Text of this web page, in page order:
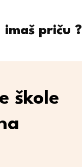
imaš priču ?
škole